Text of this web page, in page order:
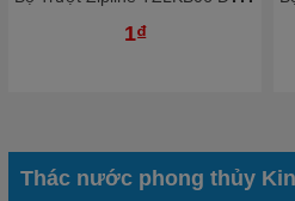
1₫
Thác nước phong thủy